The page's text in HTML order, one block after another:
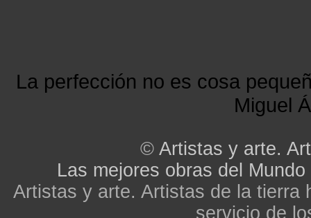
La perfección no es cosa
Miguel
© Artistas y arte.
Las mejores obras del Mundo
Artistas y arte. Artistas de la tierra
servicio de